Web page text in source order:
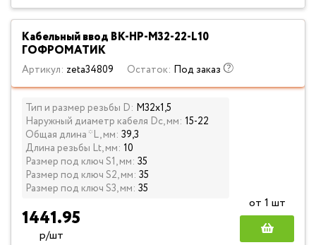
Кабельный ввод ВК-НР-М32-22-L10
ГОФРОМАТИК
Артикул: zeta34809 Остаток: Под заказ
Тип и размер резьбы D: М32х1,5
Наружный диаметр кабеля Dc, мм: 15-22
Общая длина *L, мм: 39,3
Длина резьбы Lt, мм: 10
Размер под ключ S1, мм: 35
Размер под ключ S2, мм: 35
Размер под ключ S3, мм: 35
1441.95
р/шт
от 1 шт